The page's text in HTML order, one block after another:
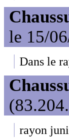
le 15/
Dans le
rayon